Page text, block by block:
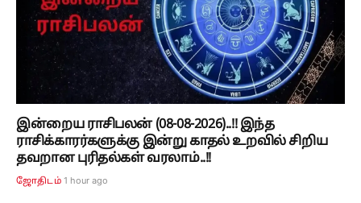
இன்றைய ராசிபலன் (08-08-2026)..!! இந்த
ராசிக்காரர்களுக்கு இன்று காதல் உறவில் சிறிய
தவறான புரிதல்கள் வரலாம்..!!
ஜோதிடம் 1 hour ago